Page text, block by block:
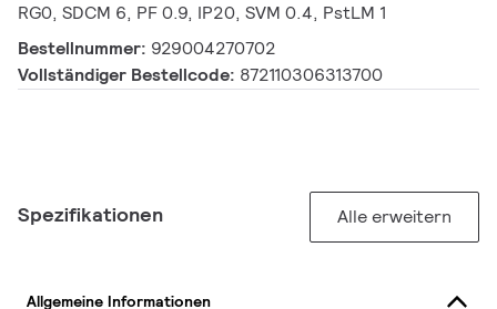
RG0, SDCM 6, PF 0.9, IP20, SVM 0.4, PstLM 1
Bestellnummer: 929004270702
Vollständiger Bestellcode: 872110306313700
Spezifikationen Alle erweitern
Allgemeine Informationen